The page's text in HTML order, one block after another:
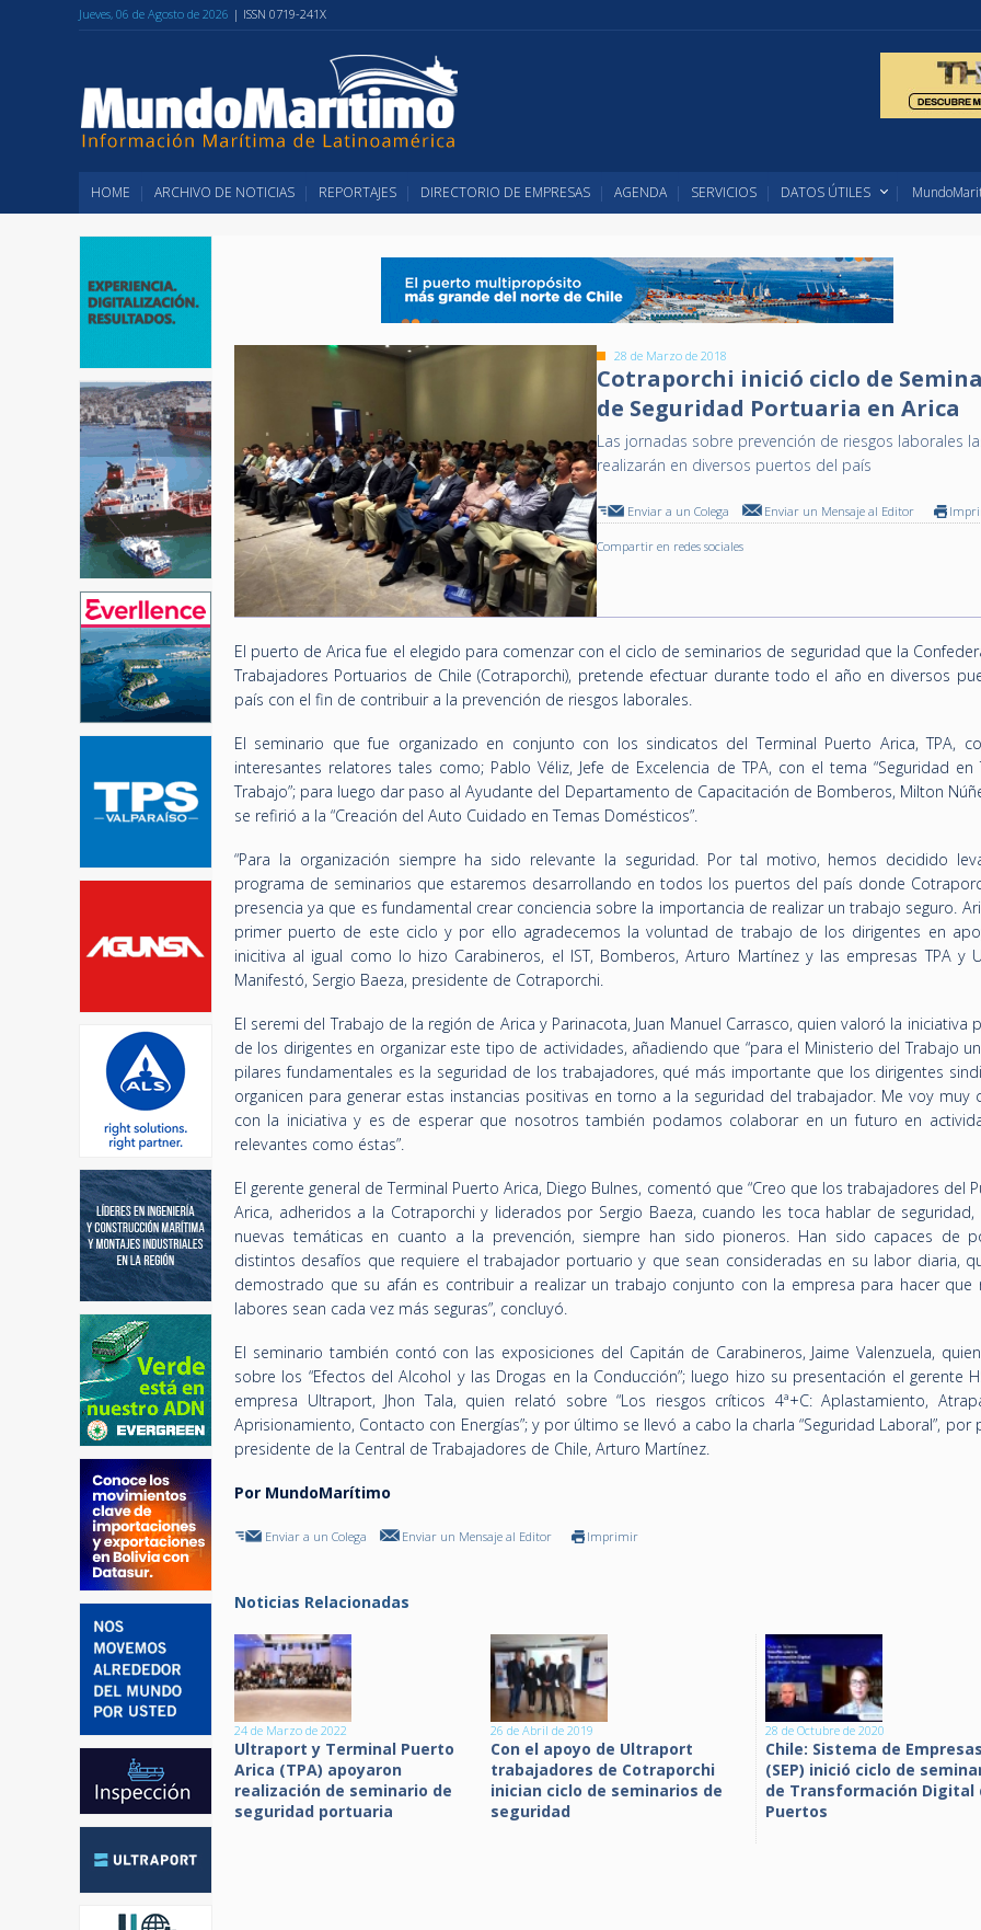
Jueves, 06 de Agosto de 2026 | ISSN 0719-241X
HOME ARCHIVO DE NOTICIAS REPORTAJES DIRECTORIO DE EMPRESAS AGENDA SERVICIOS DATOS ÚTILES
28 de Marzo de 2018
Cotraporchi inició ciclo de
de Seguridad Portuaria en Arica
Las jornadas sobre prevención de riesgos laborales
realizarán en diversos puertos del país
Enviar a un Colega Enviar un Mensaje al Editor
Compartir en redes sociales
El puerto de Arica fue el elegido para comenzar con el ciclo de seminarios de seguridad que la
Trabajadores Portuarios de Chile (Cotraporchi), pretende efectuar durante todo el año en diversos
país con el fin de contribuir a la prevención de riesgos laborales.
El seminario que fue organizado en conjunto con los sindicatos del Terminal Puerto Arica, TPA,
interesantes relatores tales como; Pablo Véliz, Jefe de Excelencia de TPA, con el tema “Seguridad en
Trabajo”; para luego dar paso al Ayudante del Departamento de Capacitación de Bomberos, Milton
se refirió a la “Creación del Auto Cuidado en Temas Domésticos”.
“Para la organización siempre ha sido relevante la seguridad. Por tal motivo, hemos decidido
programa de seminarios que estaremos desarrollando en todos los puertos del país donde
presencia ya que es fundamental crear conciencia sobre la importancia de realizar un trabajo seguro.
primer puerto de este ciclo y por ello agradecemos la voluntad de trabajo de los dirigentes en
inicitiva al igual como lo hizo Carabineros, el IST, Bomberos, Arturo Martínez y las empresas TPA y
Manifestó, Sergio Baeza, presidente de Cotraporchi.
El seremi del Trabajo de la región de Arica y Parinacota, Juan Manuel Carrasco, quien valoró la iniciativa
de los dirigentes en organizar este tipo de actividades, añadiendo que “para el Ministerio del Trabajo
pilares fundamentales es la seguridad de los trabajadores, qué más importante que los dirigentes
organicen para generar estas instancias positivas en torno a la seguridad del trabajador. Me voy muy
con la iniciativa y es de esperar que nosotros también podamos colaborar en un futuro en
relevantes como éstas”.
El gerente general de Terminal Puerto Arica, Diego Bulnes, comentó que “Creo que los trabajadores del
Arica, adheridos a la Cotraporchi y liderados por Sergio Baeza, cuando les toca hablar de seguridad,
nuevas temáticas en cuanto a la prevención, siempre han sido pioneros. Han sido capaces de
distintos desafíos que requiere el trabajador portuario y que sean consideradas en su labor diaria,
demostrado que su afán es contribuir a realizar un trabajo conjunto con la empresa para hacer que
labores sean cada vez más seguras”, concluyó.
El seminario también contó con las exposiciones del Capitán de Carabineros, Jaime Valenzuela,
sobre los “Efectos del Alcohol y las Drogas en la Conducción”; luego hizo su presentación el gerente
empresa Ultraport, Jhon Tala, quien relató sobre “Los riesgos críticos 4ª+C: Aplastamiento,
Aprisionamiento, Contacto con Energías”; y por último se llevó a cabo la charla “Seguridad Laboral”, por
presidente de la Central de Trabajadores de Chile, Arturo Martínez.
Por MundoMarítimo
Enviar a un Colega Enviar un Mensaje al Editor Imprimir
Noticias Relacionadas
24 de Marzo de 2022
Ultraport y Terminal Puerto
Arica (TPA) apoyaron
realización de seminario de
seguridad portuaria
26 de Abril de 2019
Con el apoyo de Ultraport
trabajadores de Cotraporchi
inician ciclo de seminarios de
seguridad
28 de Octubre de 2020
Chile: Sistema de Empresas
(SEP) inició ciclo de
de Transformación Digital
Puertos